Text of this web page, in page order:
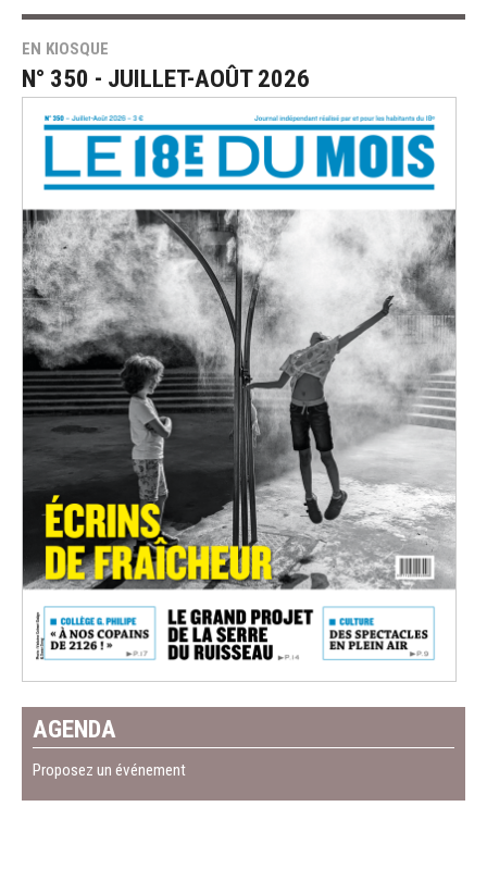
EN KIOSQUE
N° 350 - JUILLET-AOÛT 2026
AGENDA
Proposez un événement